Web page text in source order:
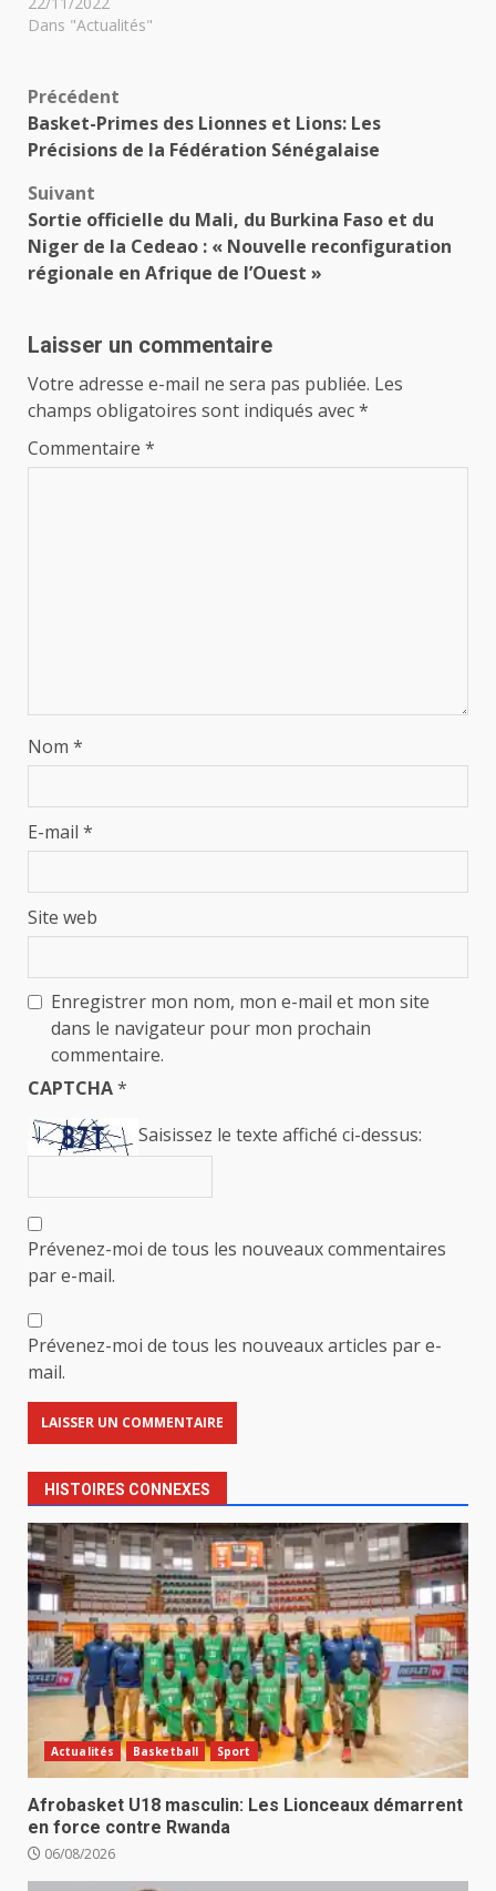
Dans "Actualités"
Navigation
d’article
Précédent
Basket-Primes des Lionnes et Lions: Les
Précisions de la Fédération Sénégalaise
Suivant
Sortie officielle du Mali, du Burkina Faso et du
Niger de la Cedeao : « Nouvelle reconfiguration
régionale en Afrique de l’Ouest »
Laisser un commentaire
Votre adresse e-mail ne sera pas publiée. Les
champs obligatoires sont indiqués avec*
Commentaire *
Nom *
E-mail *
Site web
Enregistrer mon nom, mon e-mail et mon site
dans le navigateur pour mon prochain
commentaire.
CAPTCHA*
Saisissez le texte affiché ci-dessus:
Prévenez-moi de tous les nouveaux commentaires
par e-mail.
Prévenez-moi de tous les nouveaux articles par e-
mail.
HISTOIRES CONNEXES
Actualités Basketball Sport
Afrobasket U18 masculin: Les Lionceaux démarrent
en force contre Rwanda
06/08/2026